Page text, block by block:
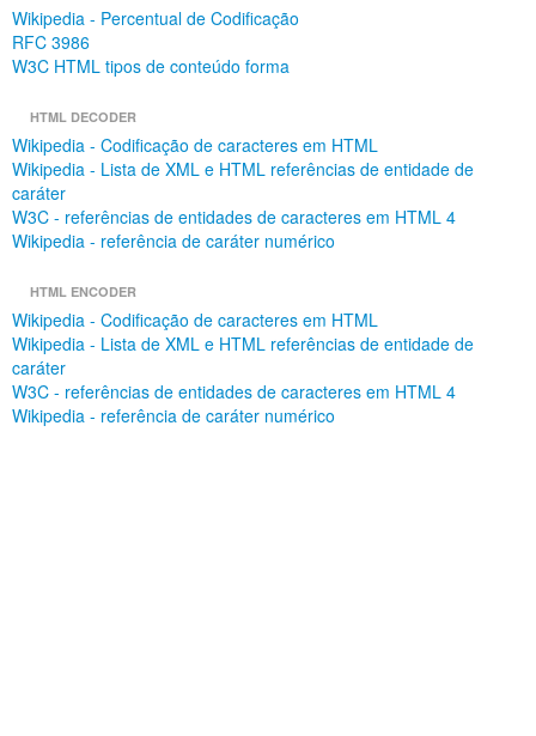
Wikipedia - Percentual de Codificação
RFC 3986
W3C HTML tipos de conteúdo forma
HTML DECODER
Wikipedia - Codificação de caracteres em HTML
Wikipedia - Lista de XML e HTML referências de entidade de
caráter
W3C - referências de entidades de caracteres em HTML 4
Wikipedia - referência de caráter numérico
HTML ENCODER
Wikipedia - Codificação de caracteres em HTML
Wikipedia - Lista de XML e HTML referências de entidade de
caráter
W3C - referências de entidades de caracteres em HTML 4
Wikipedia - referência de caráter numérico